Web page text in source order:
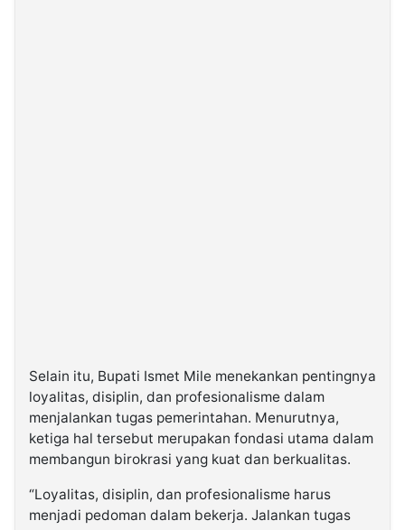
Selain itu, Bupati Ismet Mile menekankan pentingnya
loyalitas, disiplin, dan profesionalisme dalam
menjalankan tugas pemerintahan. Menurutnya,
ketiga hal tersebut merupakan fondasi utama dalam
membangun birokrasi yang kuat dan berkualitas.
“Loyalitas, disiplin, dan profesionalisme harus
menjadi pedoman dalam bekerja. Jalankan tugas